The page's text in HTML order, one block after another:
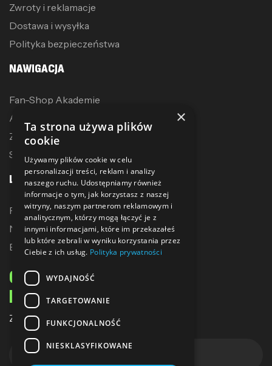
Zwroty i reklamacje
Dostawa i wysyłka
Polityka bezpieczeństwa
NAWIGACJA
Fan-Shop Akademie
Akcesoria treningowe
Zostań dystrybutorem
Sublimacja
LINKI
Promocje
Nowe produkty
Bestsellery
ODBIERZ 10% ZNIŻKI
NA PIERWSZE ZAKUPY
Zapisz się do naszego newslettera
×
Ta strona używa plików
cookie
Używamy plików cookie w celu
personalizacji treści, reklam i analizy
naszego ruchu. Udostępniamy również
informacje o tym, jak korzystasz z naszej
witryny, naszym partnerom reklamowym i
analitycznym, którzy mogą łączyć je z
innymi informacjami, które im przekazałeś
lub które zebrali w wyniku korzystania przez
Ciebie z ich usług. Polityka prywatności
WYDAJNOŚĆ
TARGETOWANIE
FUNKCJONALNOŚĆ
NIESKLASYFIKOWANE